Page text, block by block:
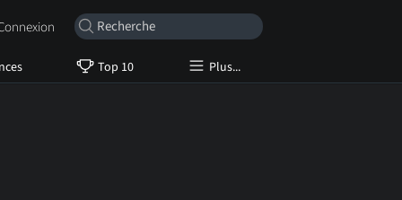
Top 10 Plus...